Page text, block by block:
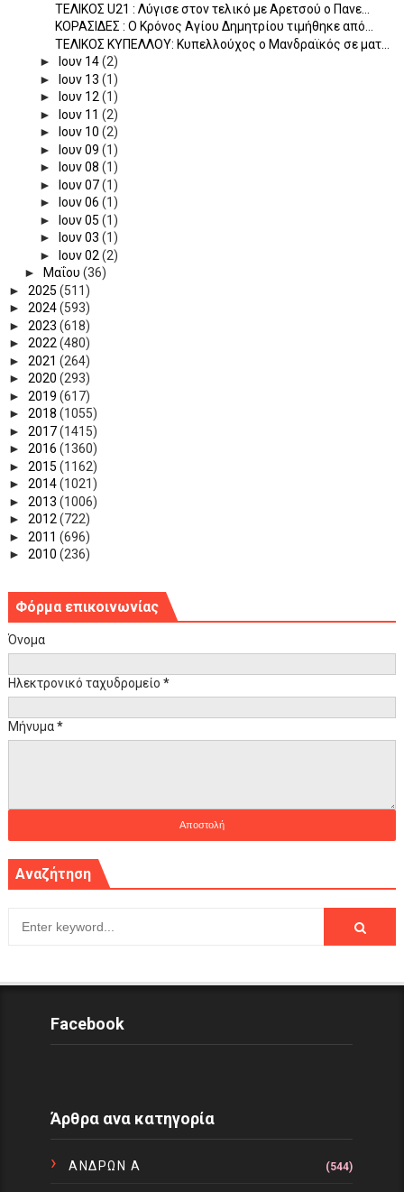
ΤΕΛΙΚΟΣ U21 : Λύγισε στον τελικό με Αρετσού ο Πανε...
ΚΟΡΑΣΙΔΕΣ : Ο Κρόνος Αγίου Δημητρίου τιμήθηκε από...
TEΛΙΚΟΣ ΚΥΠΕΛΛΟΥ: Κυπελλούχος ο Μανδραϊκός σε ματ...
►
Ιουν 14(2)
►
Ιουν 13 (1)
►
Ιουν 12(1)
►
Ιουν 11 (2)
►
Ιουν 10 (2)
►
Ιουν 09 (1)
►
Ιουν 08 (1)
►
Ιουν 07(1)
►
Ιουν 06 (1)
►
Ιουν 05 (1)
►
Ιουν 03 (1)
►
Ιουν 02 (2)
►
Μαΐου (36)
► 2025 (511)
► 2024(593)
► 2023 (618)
► 2022(480)
► 2021 (264)
► 2020 (293)
► 2019 (617)
► 2018 (1055)
► 2017(1415)
► 2016 (1360)
► 2015 (1162)
► 2014(1021)
► 2013 (1006)
► 2012(722)
► 2011 (696)
► 2010 (236)
Φόρμα επικοινωνίας
Όνομα
Ηλεκτρονικό ταχυδρομείο *
Μήνυμα*
Αναζήτηση
Facebook
Άρθρα ανα κατηγορία
ΑΝΔΡΩΝ Α (544)